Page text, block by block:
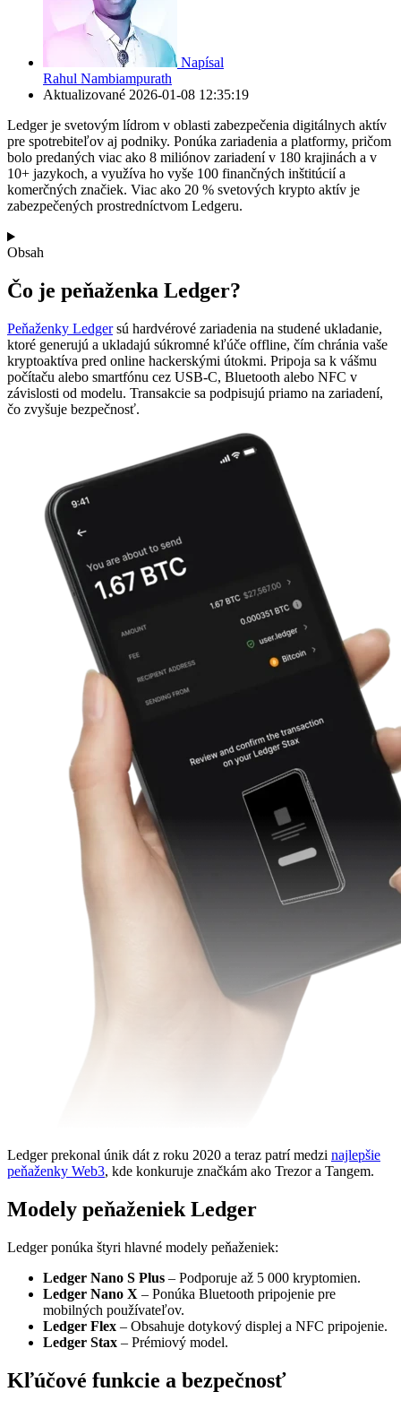
Napísal
Rahul Nambiampurath
Aktualizované 2026-01-08 12:35:19
Ledger je svetovým lídrom v oblasti zabezpečenia digitálnych aktív
pre spotrebiteľov aj podniky. Ponúka zariadenia a platformy, pričom
bolo predaných viac ako 8 miliónov zariadení v 180 krajinách a v
10+ jazykoch, a využíva ho vyše 100 finančných inštitúcií a
komerčných značiek. Viac ako 20 % svetových krypto aktív je
zabezpečených prostredníctvom Ledgeru.
Obsah
Čo je peňaženka Ledger?
Peňaženky Ledgersú hardvérové zariadenia na studené ukladanie,
ktoré generujú a ukladajú súkromné kľúče offline, čím chránia vaše
kryptoaktíva pred online hackerskými útokmi. Pripoja sa k vášmu
počítaču alebo smartfónu cez USB-C, Bluetooth alebo NFC v
závislosti od modelu. Transakcie sa podpisujú priamo na zariadení,
čo zvyšuje bezpečnosť.
Ledger prekonal únik dát z roku 2020 a teraz patrí medzi najlepšie
peňaženky Web3, kde konkuruje značkám ako Trezor a Tangem.
Modely peňaženiek Ledger
Ledger ponúka štyri hlavné modely peňaženiek:
Ledger Nano S Plus – Podporuje až 5 000 kryptomien.
Ledger Nano X – Ponúka Bluetooth pripojenie pre
mobilných používateľov.
Ledger Flex – Obsahuje dotykový displej a NFC pripojenie.
Ledger Stax – Prémiový model.
Kľúčové funkcie a bezpečnosť